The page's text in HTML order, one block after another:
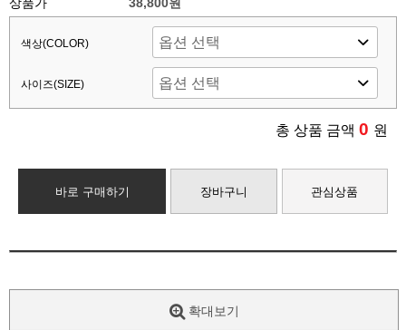
색상(COLOR)
사이즈(SIZE)
총 상품 금액 0 원
바로 구매하기 장바구니 관심상품
확대보기